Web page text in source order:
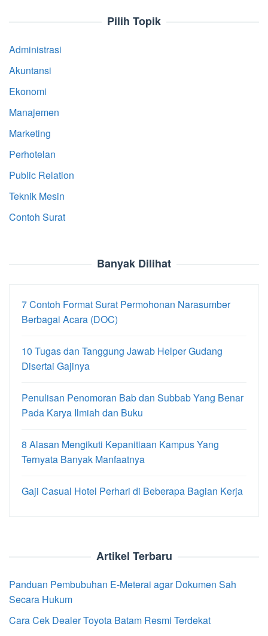
Pilih Topik
Administrasi
Akuntansi
Ekonomi
Manajemen
Marketing
Perhotelan
Public Relation
Teknik Mesin
Contoh Surat
Banyak Dilihat
7 Contoh Format Surat Permohonan Narasumber
Berbagai Acara (DOC)
10 Tugas dan Tanggung Jawab Helper Gudang
Disertai Gajinya
Penulisan Penomoran Bab dan Subbab Yang Benar
Pada Karya Ilmiah dan Buku
8 Alasan Mengikuti Kepanitiaan Kampus Yang
Ternyata Banyak Manfaatnya
Gaji Casual Hotel Perhari di Beberapa Bagian Kerja
Artikel Terbaru
Panduan Pembubuhan E-Meterai agar Dokumen Sah
Secara Hukum
Cara Cek Dealer Toyota Batam Resmi Terdekat